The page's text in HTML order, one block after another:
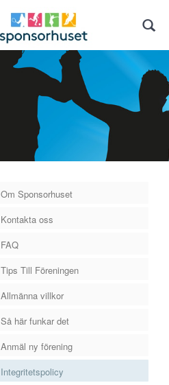
Om Sponsorhuset
Kontakta oss
FAQ
Tips Till Föreningen
Allmänna villkor
Så här funkar det
Anmäl ny förening
Integritetspolicy